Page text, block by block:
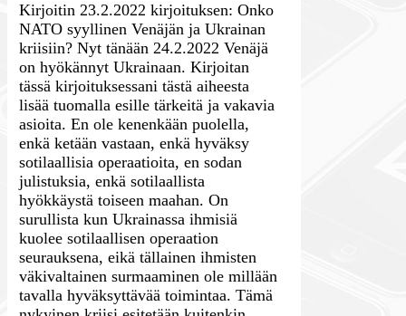
Kirjoitin 23.2.2022 kirjoituksen: Onko
NATO syyllinen Venäjän ja Ukrainan
kriisiin? Nyt tänään 24.2.2022 Venäjä
on hyökännyt Ukrainaan. Kirjoitan
tässä kirjoituksessani tästä aiheesta
lisää tuomalla esille tärkeitä ja vakavia
asioita. En ole kenenkään puolella,
enkä ketään vastaan, enkä hyväksy
sotilaallisia operaatioita, en sodan
julistuksia, enkä sotilaallista
hyökkäystä toiseen maahan. On
surullista kun Ukrainassa ihmisiä
kuolee sotilaallisen operaation
seurauksena, eikä tällainen ihmisten
väkivaltainen surmaaminen ole millään
tavalla hyväksyttävää toimintaa. Tämä